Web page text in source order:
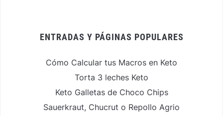
ENTRADAS Y PÁGINAS POPULARES
Cómo Calcular tus Macros en Keto
Torta 3 leches Keto
Keto Galletas de Choco Chips
Sauerkraut, Chucrut o Repollo Agrio